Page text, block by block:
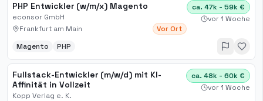
PHP Entwickler (w/m/x) Magento
econsor GmbH
Frankfurt am Main
Vor Ort
ca. 47k - 59k €
vor 1 Woche
Magento PHP
Fullstack-Entwickler (m/w/d) mit KI-
Affinität in Vollzeit
Kopp Verlag e. K.
ca. 48k - 60k €
vor 1 Woche